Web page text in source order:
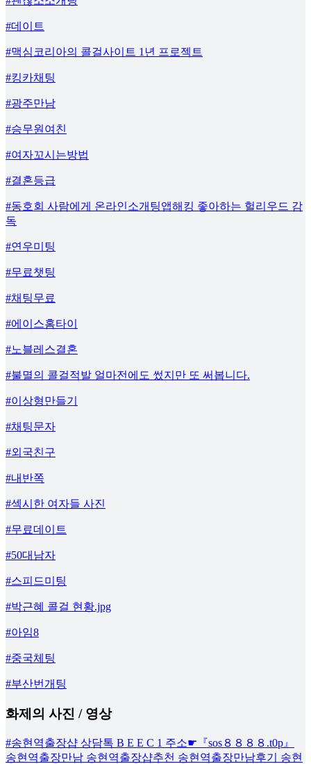
#데이트
#맥심코리아의 콜걸사이트 1년 프로젝트
#킹카채팅
#광주만남
#승무원여친
#여자꼬시는방법
#결혼등급
#동호회 사람에게 온라인소개팅앱해킹 좋아하는 헐리우드 감
독
#연우미팅
#무료챗팅
#채팅무료
#에이스홈타이
#노블레스결혼
#불멸의 콜걸적발 얼마전에도 썼지만 또 써봅니다.
#이상형만들기
#채팅문자
#외국친구
#내반쪽
#섹시한 여자들 사진
#무료데이트
#50대남자
#스피드미팅
#박근혜 콜걸 현황.jpg
#아임8
#중국체팅
#부산번개팅
화제의 사진 / 영상
#송현역출장샵 상담톡 B E E C 1 주소☛『sos８８８８.t0p』
송현역출장만남 송현역출장샵추천 송현역출장만남후기 송현